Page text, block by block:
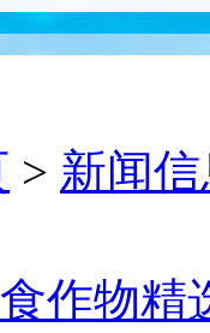
> 新闻
作物精